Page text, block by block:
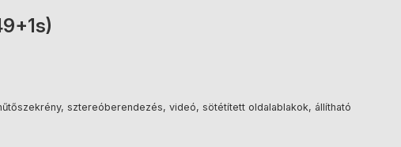
sztereóberendezés, videó, sötétített oldalablakok, állítható